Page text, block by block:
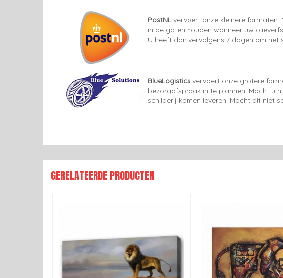
PostNLvervoert onze kleinere formaten.
in de gaten houden wanneer uw
U heeft dan vervolgens 7 dagen om het
BlueLogistics vervoert onze grotere
bezorgafspraak in te plannen. Mocht u
schilderij komen leveren. Mocht dit niet
GERELATEERDE PRODUCTEN